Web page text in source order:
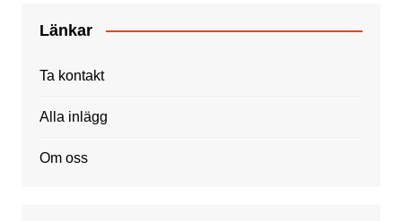
Länkar
Ta kontakt
Alla inlägg
Om oss